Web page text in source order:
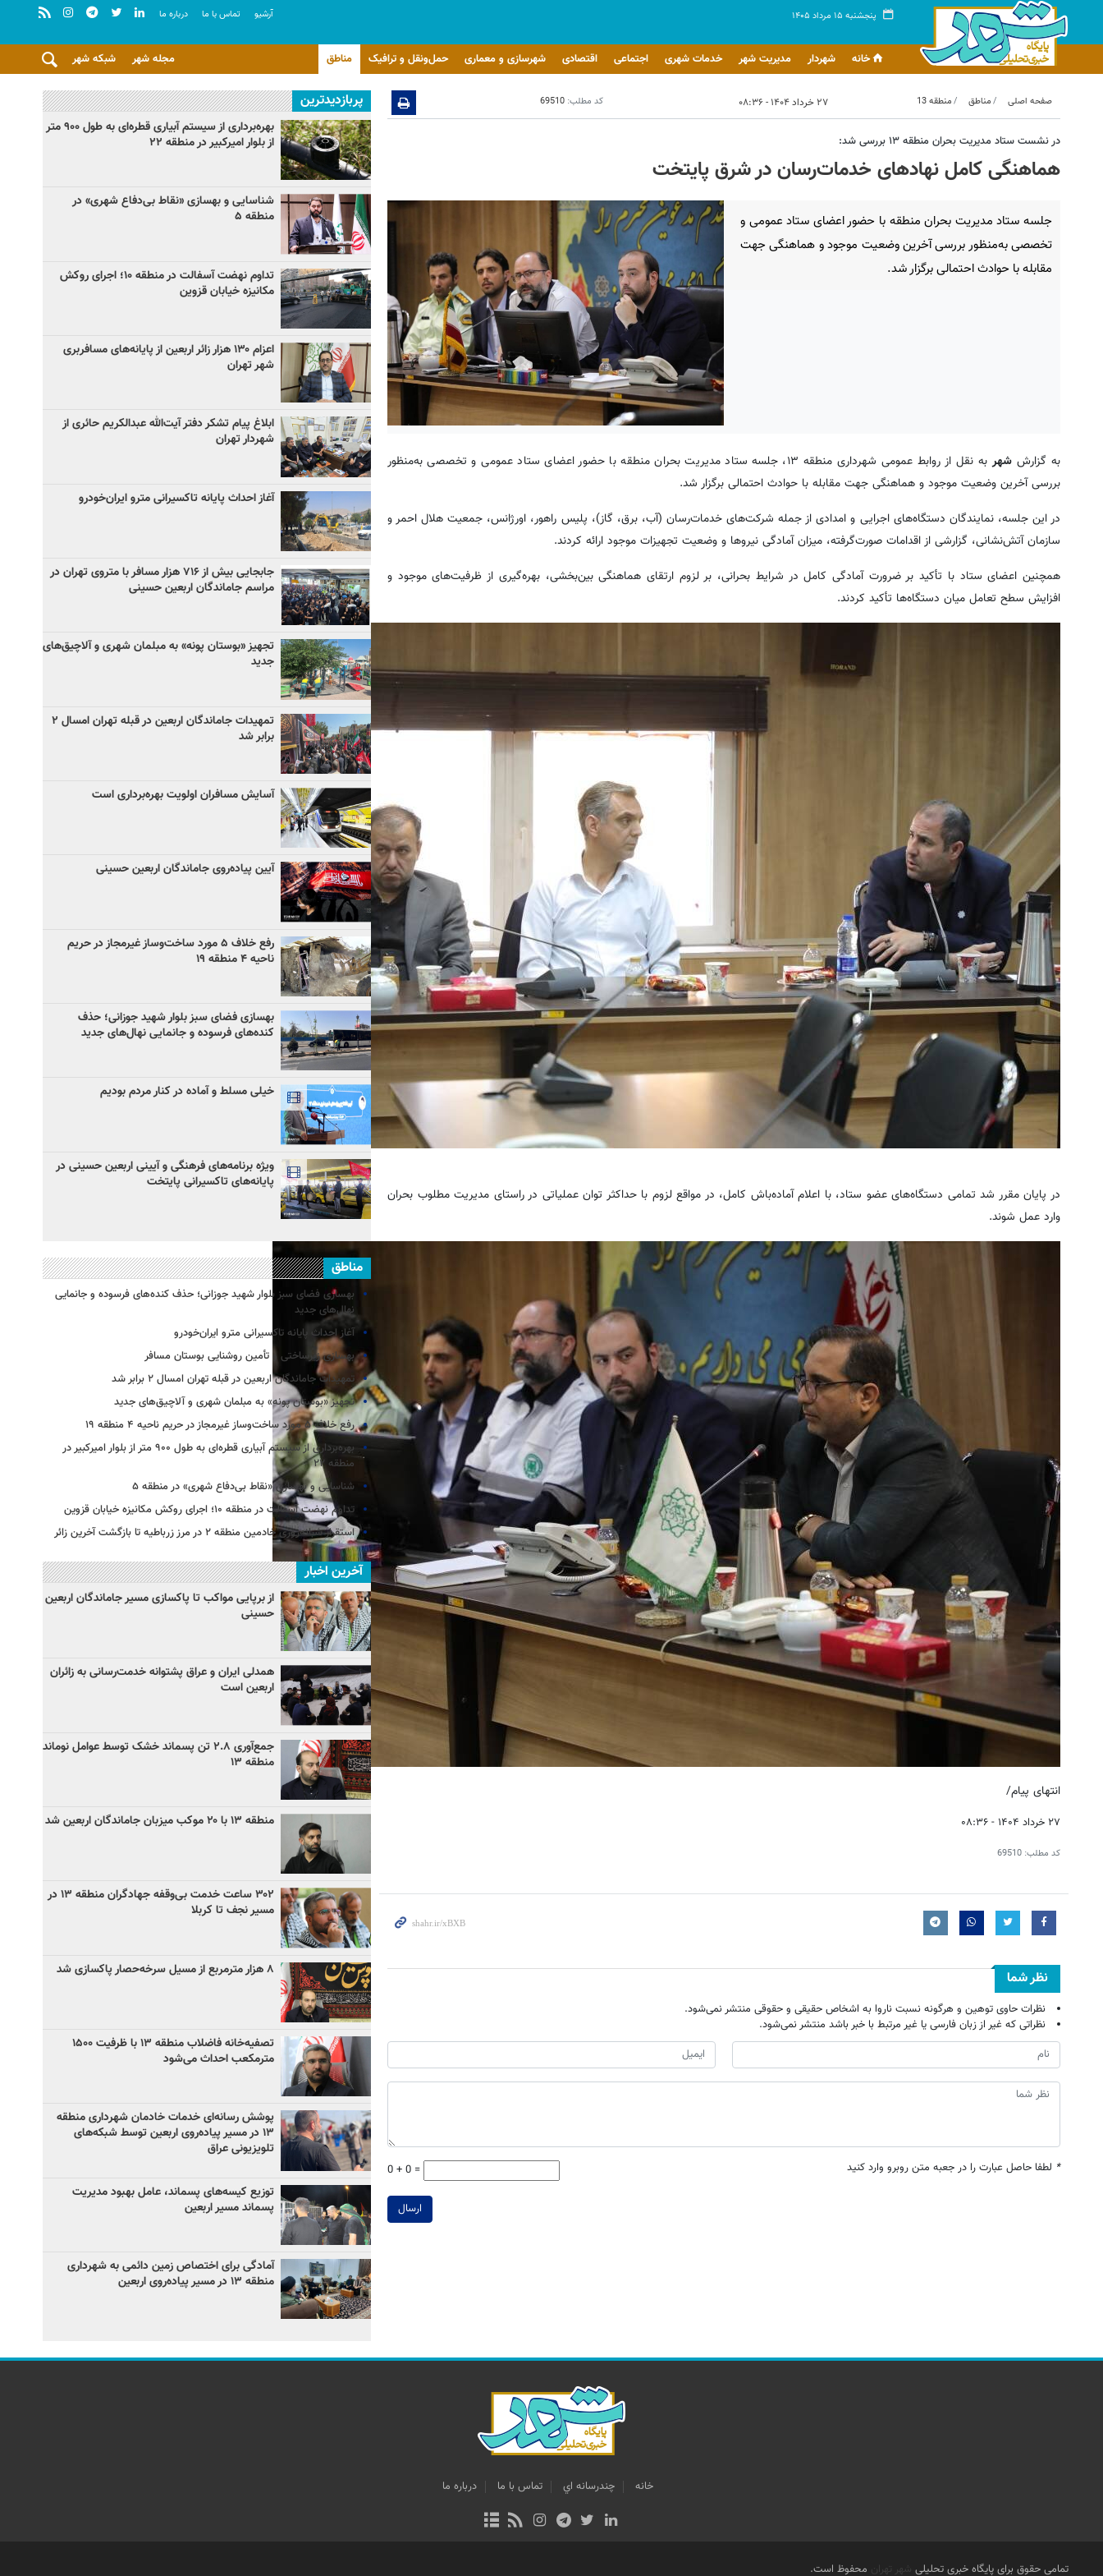
پنجشنبه ۱۵ مرداد ۱۴۰۵ آرشيو تماس با ما درباره ما
خانه شهردار مدیریت شهر خدمات شهری اجتماعی اقتصادی شهرسازی و معماری حمل‌ونقل و ترافیک مناطق شبکه شهر مجله شهر
صفحه اصلی مناطق منطقه 13 ۲۷ خرداد ۱۴۰۴ - ۰۸:۳۶ کد مطلب: 69510
در نشست ستاد مدیریت بحران منطقه ۱۳ بررسی شد:
هماهنگی کامل نهادهای خدمات‌رسان در شرق پایتخت
جلسه ستاد مدیریت بحران منطقه با حضور اعضای ستاد عمومی و
تخصصی به‌منظور بررسی آخرین وضعیت موجود و هماهنگی جهت
مقابله با حوادث احتمالی برگزار شد.
به گزارش شهر
به نقل از روابط عمومی شهرداری منطقه ۱۳، جلسه ستاد مدیریت بحران منطقه با حضور اعضای ستاد عمومی و تخصصی به‌منظور
بررسی آخرین وضعیت موجود و هماهنگی جهت مقابله با حوادث احتمالی برگزار شد.
در این جلسه، نمایندگان دستگاه‌های اجرایی و امدادی از جمله شرکت‌های خدمات‌رسان (آب، برق، گاز)، پلیس راهور، اورژانس، جمعیت هلال احمر و
سازمان آتش‌نشانی، گزارشی از اقدامات صورت‌گرفته، میزان آمادگی نیروها و وضعیت تجهیزات موجود ارائه کردند.
همچنین اعضای ستاد با تأکید بر ضرورت آمادگی کامل در شرایط بحرانی، بر لزوم ارتقای هماهنگی بین‌بخشی، بهره‌گیری از ظرفیت‌های موجود و
افزایش سطح تعامل میان دستگاه‌ها تأکید کردند.
در پایان مقرر شد تمامی دستگاه‌های عضو ستاد، با اعلام آماده‌باش کامل، در مواقع لزوم با حداکثر توان عملیاتی در راستای مدیریت مطلوب بحران
وارد عمل شوند.
انتهای پیام/
۲۷ خرداد ۱۴۰۴ - ۰۸:۳۶
کد مطلب: 69510
نظر شما
نظرات حاوی توهین و هرگونه نسبت ناروا به اشخاص حقیقی و حقوقی منتشر نمی‌شود.
نظراتی که غیر از زبان فارسی یا غیر مرتبط با خبر باشد منتشر نمی‌شود.
* لطفا حاصل عبارت را در جعبه متن روبرو وارد کنید 0 + 0 =
ارسال
پربازدیدترین
بهره‌برداری از سیستم آبیاری قطره‌ای به طول ۹۰۰ متر
از بلوار امیرکبیر در منطقه ۲۲
شناسایی و بهسازی «نقاط بی‌دفاع شهری» در
منطقه ۵
تداوم نهضت آسفالت در منطقه ۱۰؛ اجرای روکش
مکانیزه خیابان قزوین
اعزام ۱۳۰ هزار زائر اربعین از پایانه‌های مسافربری
شهر تهران
ابلاغ پیام تشکر دفتر آیت‌الله عبدالکریم حائری از
شهردار تهران
آغاز احداث پایانه تاکسیرانی مترو ایران‌خودرو
جابجایی بیش از ۷۱۶ هزار مسافر با متروی تهران در
مراسم جاماندگان اربعین حسینی
تجهیز «بوستان پونه» به مبلمان شهری و آلاچیق‌های
جدید
تمهیدات جاماندگان اربعین در قبله تهران امسال ۲
برابر شد
آسایش مسافران اولویت بهره‌برداری است
آیین پیاده‌روی جاماندگان اربعین حسینی
رفع خلاف ۵ مورد ساخت‌وساز غیرمجاز در حریم
ناحیه ۴ منطقه ۱۹
بهسازی فضای سبز بلوار شهید جوزانی؛ حذف
کنده‌های فرسوده و جانمایی نهال‌های جدید
خیلی مسلط و آماده در کنار مردم بودیم
ویژه برنامه‌های فرهنگی و آیینی اربعین حسینی در
پایانه‌های تاکسیرانی پایتخت
مناطق
بهسازی فضای سبز بلوار شهید جوزانی؛ حذف کنده‌های فرسوده و جانمایی
نهال‌های جدید
آغاز احداث پایانه تاکسیرانی مترو ایران‌خودرو
بهسازی زیرساختی و تأمین روشنایی بوستان مسافر
تمهیدات جاماندگان اربعین در قبله تهران امسال ۲ برابر شد
تجهیز «بوستان پونه» به مبلمان شهری و آلاچیق‌های جدید
رفع خلاف ۵ مورد ساخت‌وساز غیرمجاز در حریم ناحیه ۴ منطقه ۱۹
بهره‌برداری از سیستم آبیاری قطره‌ای به طول ۹۰۰ متر از بلوار امیرکبیر در
منطقه ۲۲
شناسایی و بهسازی «نقاط بی‌دفاع شهری» در منطقه ۵
تداوم نهضت آسفالت در منطقه ۱۰؛ اجرای روکش مکانیزه خیابان قزوین
استقرار شبانه‌روزی خادمین منطقه ۲ در مرز زرباطیه تا بازگشت آخرین زائر
آخرین اخبار
از برپایی مواکب تا پاکسازی مسیر جاماندگان اربعین
حسینی
همدلی ایران و عراق پشتوانه خدمت‌رسانی به زائران
اربعین است
جمع‌آوری ۲.۸ تن پسماند خشک توسط عوامل نوماند
منطقه ۱۳
منطقه ۱۳ با ۲۰ موکب میزبان جاماندگان اربعین شد
۳۰۲ ساعت خدمت بی‌وقفه جهادگران منطقه ۱۳ در
مسیر نجف تا کربلا
۸ هزار مترمربع از مسیل سرخه‌حصار پاکسازی شد
تصفیه‌خانه فاضلاب منطقه ۱۳ با ظرفیت ۱۵۰۰
مترمکعب احداث می‌شود
پوشش رسانه‌ای خدمات خادمان شهرداری منطقه
۱۳ در مسیر پیاده‌روی اربعین توسط شبکه‌های
تلویزیونی عراق
توزیع کیسه‌های پسماند، عامل بهبود مدیریت
پسماند مسیر اربعین
آمادگی برای اختصاص زمین دائمی به شهرداری
منطقه ۱۳ در مسیر پیاده‌روی اربعین
خانه چندرسانه اي تماس با ما درباره ما
تمامی حقوق برای پایگاه خبری تحلیلی شهر تهران محفوظ است.